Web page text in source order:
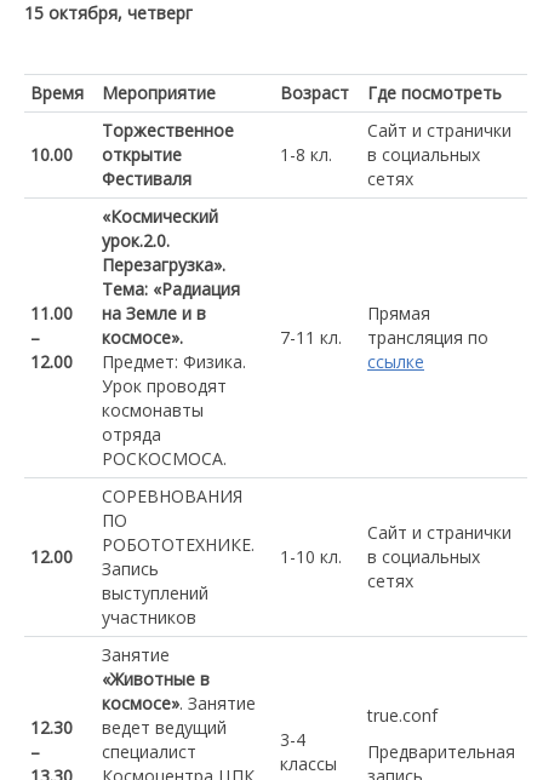
15 октября, четверг
Время Мероприятие Возраст Где посмотреть
10.00
Торжественное
открытие
Фестиваля
1-8 кл.
Сайт и странички
в социальных
сетях
11.00
–
12.00
«Космический
урок.2.0.
Перезагрузка».
Тема: «Радиация
на Земле и в
космосе».
Предмет: Физика.
Урок проводят
космонавты
отряда
РОСКОСМОСА.
7-11 кл.
Прямая
трансляция по
ссылке
12.00
СОРЕВНОВАНИЯ
ПО
РОБОТОТЕХНИКЕ.
Запись
выступлений
участников
1-10 кл.
Сайт и странички
в социальных
сетях
12.30
–
Занятие
«Животные в
космосе». Занятие
ведет ведущий
специалист
3-4
классы
true.conf
Предварительная